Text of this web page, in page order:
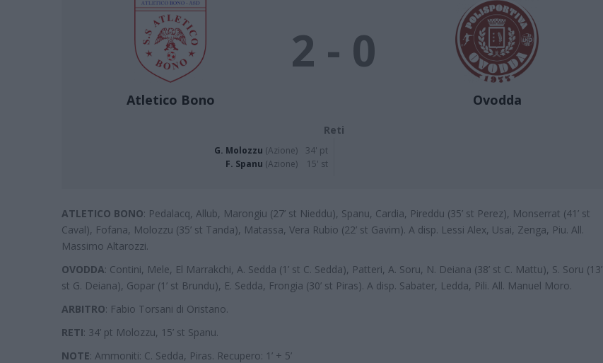
Atletico Bono
2 - 0
Ovodda
Reti
G. Molozzu (Azione)
34' pt
F. Spanu (Azione) 15' st
ATLETICO BONO: Pedalacq, Allub, Marongiu (27’ st Nieddu), Spanu, Cardia, Pireddu (35’ st Perez), Monserrat (41’ st
Caval), Fofana, Molozzu (35’ st Tanda), Matassa, Vera Rubio (22’ st Gavim). A disp. Lessi Alex, Usai, Zenga, Piu. All.
Massimo Altarozzi.
OVODDA: Contini, Mele, El Marrakchi, A. Sedda (1’ st C. Sedda), Patteri, A. Soru, N. Deiana (38’ st C. Mattu), S. Soru (13’
st G. Deiana), Gopar (1’ st Brundu), E. Sedda, Frongia (30’ st Piras). A disp. Sabater, Ledda, Pili. All. Manuel Moro.
ARBITRO: Fabio Torsani di Oristano.
RETI: 34’ pt Molozzu, 15’ st Spanu.
NOTE: Ammoniti: C. Sedda, Piras. Recupero: 1’ + 5’